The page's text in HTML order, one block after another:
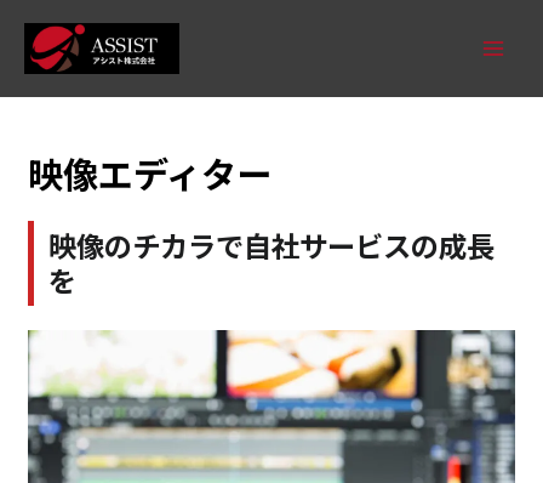
映像エディター
映像のチカラで自社サービスの成長
を